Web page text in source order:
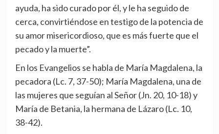
ayuda, ha sido curado por él, y le ha seguido de
cerca, convirtiéndose en testigo de la potencia de
su amor misericordioso, que es más fuerte que el
pecado y la muerte”.
En los Evangelios se habla de María Magdalena, la
pecadora (Lc. 7, 37-50); María Magdalena, una de
las mujeres que seguían al Señor (Jn. 20, 10-18) y
María de Betania, la hermana de Lázaro (Lc. 10,
38-42).